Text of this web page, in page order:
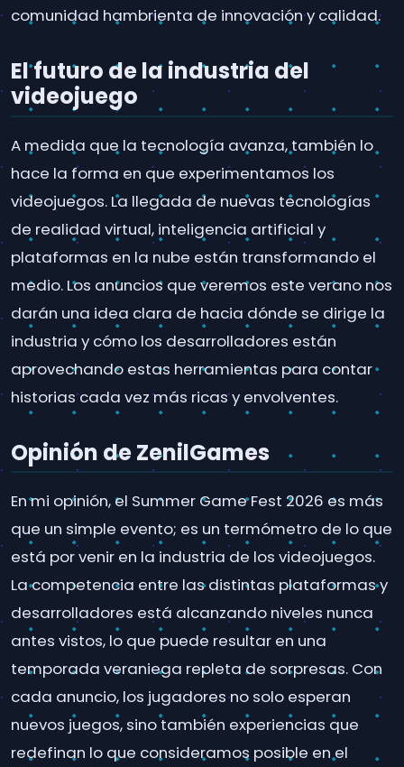
comunidad hambrienta de innovación y calidad.
El futuro de la industria del
videojuego
A medida que la tecnología avanza, también lo
hace la forma en que experimentamos los
videojuegos. La llegada de nuevas tecnologías
de realidad virtual, inteligencia artificial y
plataformas en la nube están transformando el
medio. Los anuncios que veremos este verano nos
darán una idea clara de hacia dónde se dirige la
industria y cómo los desarrolladores están
aprovechando estas herramientas para contar
historias cada vez más ricas y envolventes.
Opinión de ZenilGames
En mi opinión, el Summer Game Fest 2026 es más
que un simple evento; es un termómetro de lo que
está por venir en la industria de los videojuegos.
La competencia entre las distintas plataformas y
desarrolladores está alcanzando niveles nunca
antes vistos, lo que puede resultar en una
temporada veraniega repleta de sorpresas. Con
cada anuncio, los jugadores no solo esperan
nuevos juegos, sino también experiencias que
redefinan lo que consideramos posible en el